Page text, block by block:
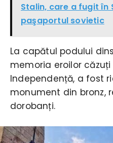
Stalin, care a fugit în
paşaportul sovietic
La capătul podului
memoria eroilor căzuți
Independență, a fost
monument din bronz,
dorobanți.